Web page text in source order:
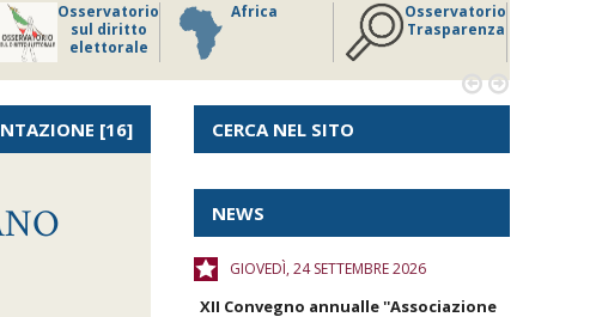
Osservatorio
sul diritto
elettorale
Africa
Osservatorio
Trasparenza
 
[16] CERCA NEL SITO
NEWS
GIOVEDÌ, 24 SETTEMBRE 2026
XII Convegno annualle ''Associazione